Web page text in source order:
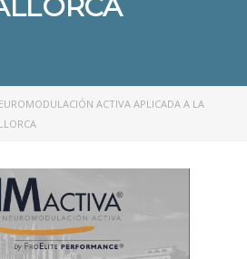
ACTIVA APLICADA A LA